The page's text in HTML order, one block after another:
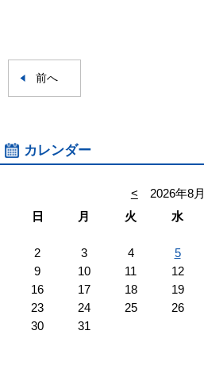
前へ
カレンダー
< 2026年8月
日
月 火 水
2
3 4 5
9
10 11 12
16
17 18 19
23
24 25 26
30
31